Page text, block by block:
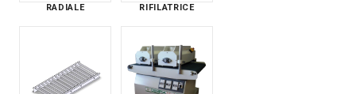
RADIALE RIFILATRICE